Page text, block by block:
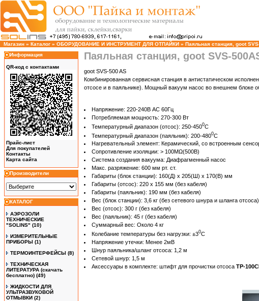
Магазин » Каталог » ОБОРУДОВАНИЕ И ИНСТРУМЕНТ ДЛЯ ОТПАЙКИ » Паяльная станция, goot
Информация
QR-код с контактами
Прайс-лист
Для покупателей
Контакты
Карта сайта
Производители
КАТАЛОГ
АЭРОЗОЛИ
ТЕХНИЧЕСКИЕ
"SOLINS" (10)
ИЗМЕРИТЕЛЬНЫЕ
ПРИБОРЫ (1)
ТЕРМОИНТЕРФЕЙСЫ (8)
ТЕХНИЧЕСКАЯ
ЛИТЕРАТУРА (скачать
бесплатно) (49)
ЖИДКОСТИ ДЛЯ
УЛЬТРАЗВУКОВОЙ
ОТМЫВКИ (2)
Паяльная станция, goot SVS-
goot SVS-500 AS
Комбинированная сервисная станция в антистатическом
отсосе и в паяльнике). Мощный вакуум насос во внешнем блоке
Напряжение: 220-240В AC 60Гц
Потребляемая мощность: 270-300 Вт
Температурный диапазон (отсос): 250-4500C
Температурный диапазон (паяльник): 200-4800C
Нагревательный элемент: Керамический, со встроенным
Сопротивление изоляции: > 100MΩ(500В)
Система создания вакуума: Диафрагменный насос
Макс. разряжение: 600 мм рт. ст.
Габариты (блок станции): 160(Д) х 205(Ш) x 170(В) мм
Габариты (отсос): 220 x 155 мм (без кабеля)
Габариты (паяльник): 190 мм (без кабеля)
Вес (блок станции): 3,6 кг (без сетевого шнура и шланга отсоса)
Вес (отсос): 300 г (без кабеля)
Вес (паяльник): 45 г (без кабеля)
Суммарный вес: Около 4 кг
Колебание температуры без нагрузки: ±30C
Напряжение утечки: Менее 2мВ
Шнур паяльника/шланг отсоса: 1,2 м
Сетевой шнур: 1,5 м
Аксесcуары в комплекте: штифт для прочистки отсоса TP-